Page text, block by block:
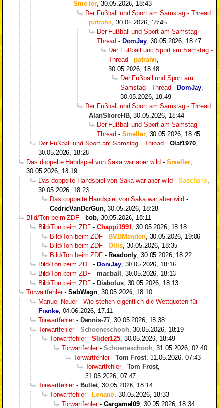
Smeller 30.05.2026, 18:43
Der Fußball und Sport am Samstag - Thread
- patrahn 30.05.2026, 18:45
Der Fußball und Sport am Samstag -
Thread - DomJay 30.05.2026, 18:47
Der Fußball und Sport am Samstag -
Thread - patrahn
30.05.2026, 18:48
Der Fußball und Sport am
Samstag - Thread - DomJay
30.05.2026, 18:49
Der Fußball und Sport am Samstag - Thread
- AlanShoreHB 30.05.2026, 18:44
Der Fußball und Sport am Samstag -
Thread - Smeller 30.05.2026, 18:45
Der Fußball und Sport am Samstag - Thread - Olaf1970
30.05.2026, 18:28
Das doppelte Handspiel von Saka war aber wild - Smeller
30.05.2026, 18:19
Das doppelte Handspiel von Saka war aber wild - Sascha
30.05.2026, 18:23
Das doppelte Handspiel von Saka war aber wild -
CedricVanDerGun 30.05.2026, 18:28
Bild/Ton beim ZDF - bob 30.05.2026, 18:11
Bild/Ton beim ZDF - Chappi1991 30.05.2026, 18:18
Bild/Ton beim ZDF - BVBMenden 30.05.2026, 19:06
Bild/Ton beim ZDF - Ollis 30.05.2026, 18:35
Bild/Ton beim ZDF - Readonly 30.05.2026, 18:22
Bild/Ton beim ZDF - DomJay 30.05.2026, 18:16
Bild/Ton beim ZDF - madball
30.05.2026, 18:13
Bild/Ton beim ZDF - Diabolus 30.05.2026, 18:13
Torwartfehler- SebWagn 30.05.2026, 18:10
Manuel Neuer - Wie stehen eigentlich die Wettquoten für-
Franke 04.06.2026, 17:11
Torwartfehler- Dennis-77 30.05.2026, 18:38
Torwartfehler- Schoeneschooh 30.05.2026, 18:19
Torwartfehler- Slider125 30.05.2026, 18:49
Torwartfehler- Schoeneschooh 31.05.2026, 02:40
Torwartfehler- Tom Frost 31.05.2026, 07:43
Torwartfehler- Tom Frost
31.05.2026, 07:47
Torwartfehler- Bullet 30.05.2026, 18:14
Torwartfehler- Lenano 30.05.2026, 18:33
Torwartfehler- Gargamel09 30.05.2026, 18:34